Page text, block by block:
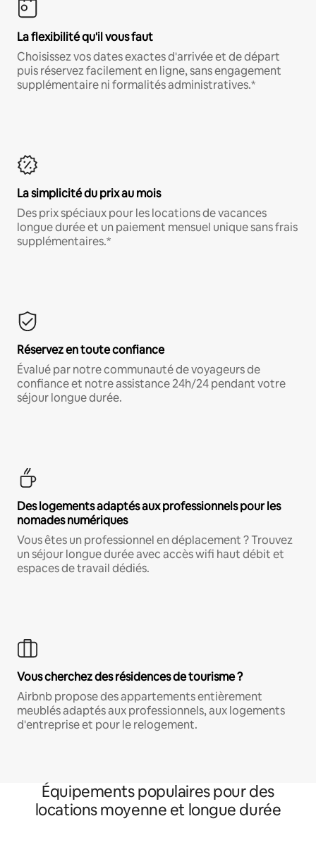
La flexibilité qu'il vous faut
Choisissez vos dates exactes d'arrivée et de départ
puis réservez facilement en ligne, sans engagement
supplémentaire ni formalités administratives.*
La simplicité du prix au mois
Des prix spéciaux pour les locations de vacances
longue durée et un paiement mensuel unique sans frais
supplémentaires.*
Réservez en toute confiance
Évalué par notre communauté de voyageurs de
confiance et notre assistance 24h/24 pendant votre
séjour longue durée.
Des logements adaptés aux professionnels pour les
nomades numériques
Vous êtes un professionnel en déplacement ? Trouvez
un séjour longue durée avec accès wifi haut débit et
espaces de travail dédiés.
Vous cherchez des résidences de tourisme ?
Airbnb propose des appartements entièrement
meublés adaptés aux professionnels, aux logements
d'entreprise et pour le relogement.
Équipements populaires pour des
locations moyenne et longue durée